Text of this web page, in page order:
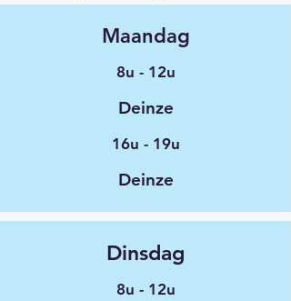
Maandag
8u - 12u
Deinze
16u - 19u
Deinze
Dinsdag
8u - 12u